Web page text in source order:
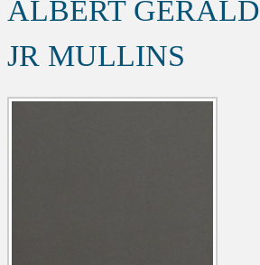
ALBERT GERALD
JR MULLINS